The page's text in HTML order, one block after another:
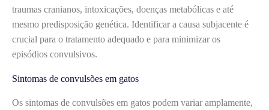
traumas cranianos, intoxicações, doenças metabólicas e até
mesmo predisposição genética. Identificar a causa subjacente é
crucial para o tratamento adequado e para minimizar os
episódios convulsivos.
Sintomas de convulsões em gatos
Os sintomas de convulsões em gatos podem variar amplamente,